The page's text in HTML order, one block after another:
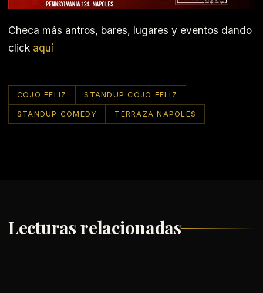
Checa más antros, bares, lugares y eventos dando
click aquí
COJO FELIZ STANDUP COJO FELIZ
STANDUP COMEDY TERRAZA NAPOLES
Lecturas relacionadas